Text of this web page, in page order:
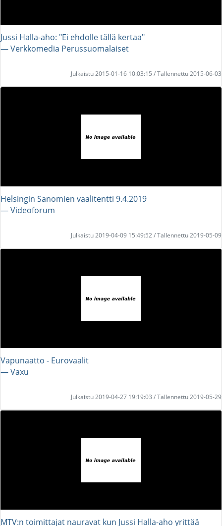
Jussi Halla-aho: "Ei ehdolle tällä kertaa"
― Verkkomedia Perussuomalaiset
Julkaistu 2015-01-16 10:03:15 / Tallennettu 2015-06-03
Helsingin Sanomien vaalitentti 9.4.2019
― Videoforum
Julkaistu 2019-04-09 15:49:52 / Tallennettu 2019-05-09
Vapunaatto - Eurovaalit
― Vaxu
Julkaistu 2019-04-27 19:19:03 / Tallennettu 2019-05-29
MTV:n toimittajat nauravat kun Jussi Halla-aho yrittää